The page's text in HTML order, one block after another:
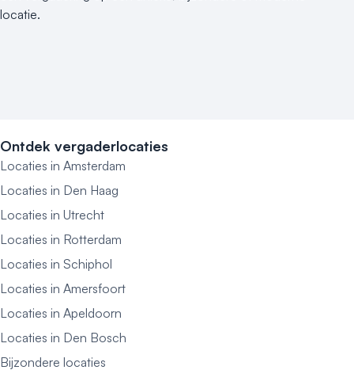
locatie.
Ontdek vergaderlocaties
Locaties in Amsterdam
Locaties in Den Haag
Locaties in Utrecht
Locaties in Rotterdam
Locaties in Schiphol
Locaties in Amersfoort
Locaties in Apeldoorn
Locaties in Den Bosch
Bijzondere locaties